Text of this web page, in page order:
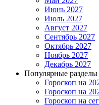
Июнь 2027
Июль 2027
Август 2027
Сентябрь 2027
Октябрь 2027
Ноябрь 2027
Декабрь 2027
Популярные разделы
Гороскоп на
Гороскоп на
Гороскоп на